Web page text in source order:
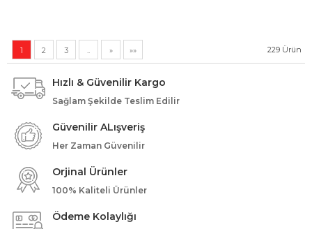
229 Ürün
1 2 3 .. » »»
Hızlı & Güvenilir Kargo
Sağlam Şekilde Teslim Edilir
Güvenilir ALışveriş
Her Zaman Güvenilir
Orjinal Ürünler
100% Kaliteli Ürünler
Ödeme Kolaylığı